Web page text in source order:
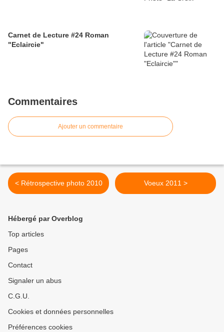
Carnet de Lecture #24 Roman
"Eclaircie"
Commentaires
Ajouter un commentaire
< Rétrospective photo 2010 Voeux 2011 >
Hébergé par Overblog
Top articles
Pages
Contact
Signaler un abus
C.G.U.
Cookies et données personnelles
Préférences cookies